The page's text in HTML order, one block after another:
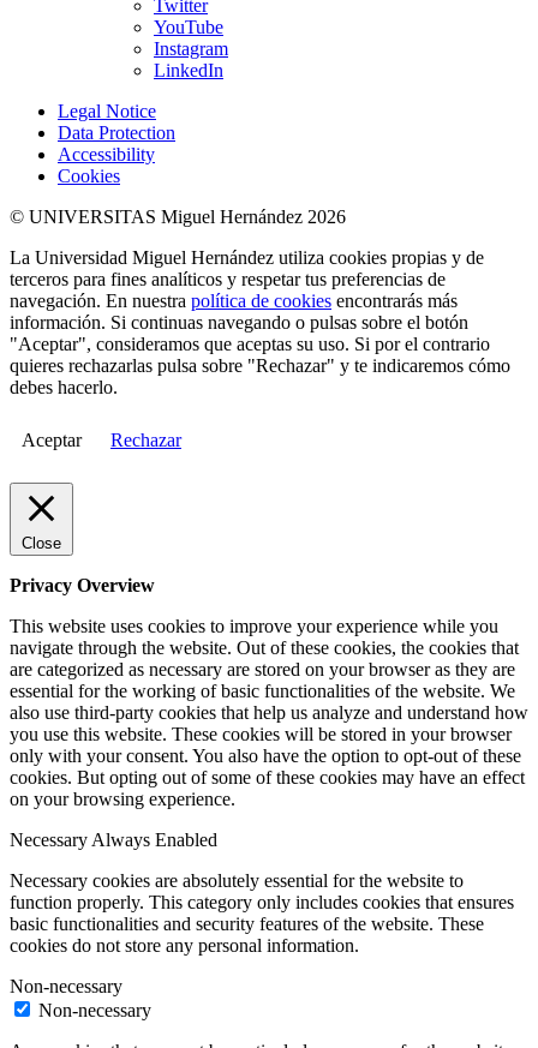
Twitter
YouTube
Instagram
LinkedIn
Legal Notice
Data Protection
Accessibility
Cookies
© UNIVERSITAS Miguel Hernández 2026
La Universidad Miguel Hernández utiliza cookies propias y de
terceros para fines analíticos y respetar tus preferencias de
navegación. En nuestra política de cookies encontrarás más
información. Si continuas navegando o pulsas sobre el botón
"Aceptar", consideramos que aceptas su uso. Si por el contrario
quieres rechazarlas pulsa sobre "Rechazar" y te indicaremos cómo
debes hacerlo.
Aceptar Rechazar
Close
Privacy Overview
This website uses cookies to improve your experience while you
navigate through the website. Out of these cookies, the cookies that
are categorized as necessary are stored on your browser as they are
essential for the working of basic functionalities of the website. We
also use third-party cookies that help us analyze and understand how
you use this website. These cookies will be stored in your browser
only with your consent. You also have the option to opt-out of these
cookies. But opting out of some of these cookies may have an effect
on your browsing experience.
Necessary Always Enabled
Necessary cookies are absolutely essential for the website to
function properly. This category only includes cookies that ensures
basic functionalities and security features of the website. These
cookies do not store any personal information.
Non-necessary
Non-necessary